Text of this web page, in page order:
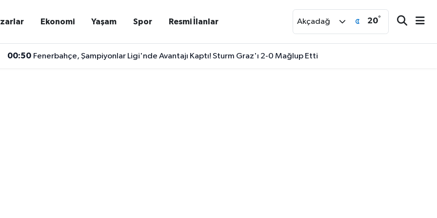
Ekonomi Yaşam Spor Resmi İlanlar Akçadağ 20°
00:50 Fenerbahçe, Şampiyonlar Ligi'nde Avantajı Kaptı! Sturm Graz'ı 2-0 Mağlup Etti